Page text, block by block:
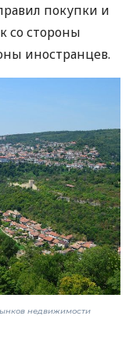
покупки и
со стороны
иностранцев.
недвижимости